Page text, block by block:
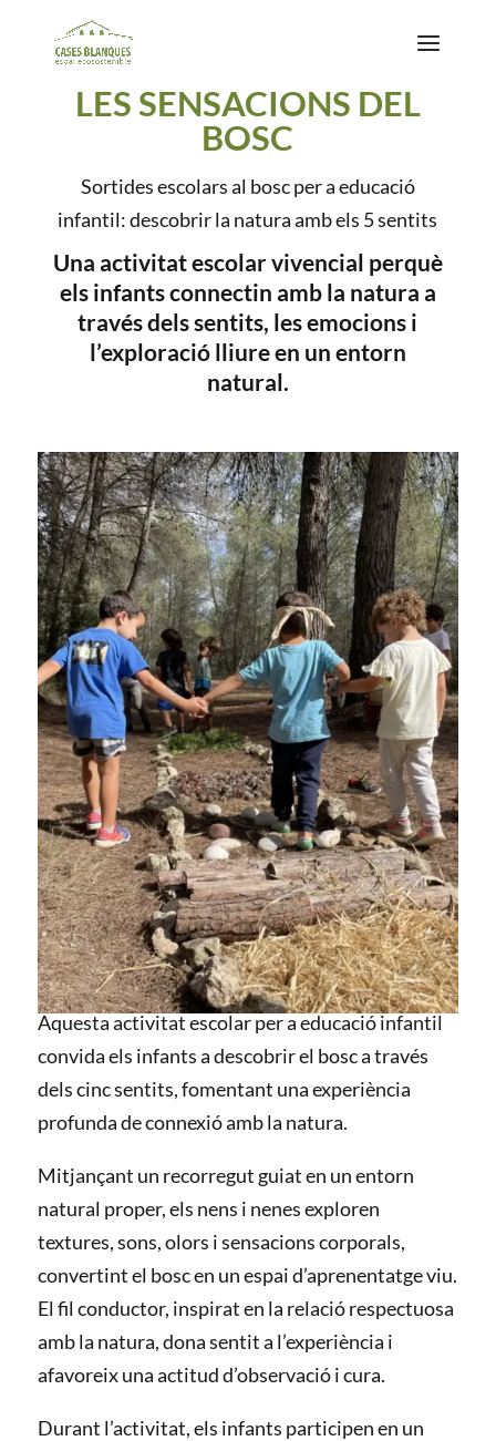
LES SENSACIONS DEL
BOSC
Sortides escolars al bosc per a educació
infantil: descobrir la natura amb els 5 sentits
Una activitat escolar vivencial perquè
els infants connectin amb la natura a
través dels sentits, les emocions i
l’exploració lliure en un entorn
natural.
Aquesta activitat escolar per a educació infantil
convida els infants a descobrir el bosc a través
dels cinc sentits, fomentant una experiència
profunda de connexió amb la natura.
Mitjançant un recorregut guiat en un entorn
natural proper, els nens i nenes exploren
textures, sons, olors i sensacions corporals,
convertint el bosc en un espai d’aprenentatge viu.
El fil conductor, inspirat en la relació respectuosa
amb la natura, dona sentit a l’experiència i
afavoreix una actitud d’observació i cura.
Durant l’activitat, els infants participen en un